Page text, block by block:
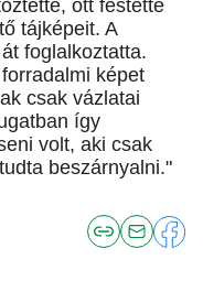
ott festette
tájképeit. A
foglalkoztatta.
képet
csak vázlatai
így
volt, aki csak
beszárnyalni."